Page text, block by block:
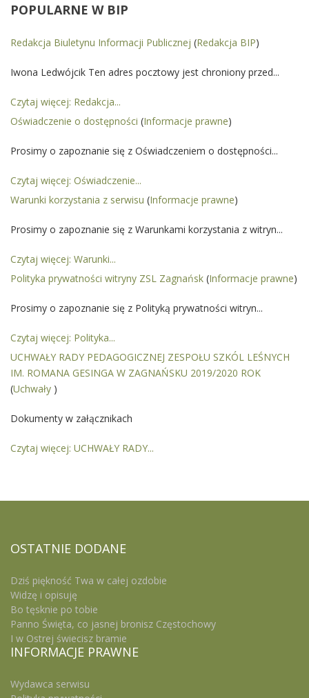
POPULARNE W BIP
Redakcja Biuletynu Informacji Publicznej (Redakcja BIP)
Iwona Ledwójcik Ten adres pocztowy jest chroniony przed...
Czytaj więcej: Redakcja...
Oświadczenie o dostępności (Informacje prawne)
Prosimy o zapoznanie się z Oświadczeniem o dostępności...
Czytaj więcej: Oświadczenie...
Warunki korzystania z serwisu (Informacje prawne)
Prosimy o zapoznanie się z Warunkami korzystania z witryn...
Czytaj więcej: Warunki...
Polityka prywatności witryny ZSL Zagnańsk (Informacje prawne)
Prosimy o zapoznanie się z Polityką prywatności witryn...
Czytaj więcej: Polityka...
UCHWAŁY RADY PEDAGOGICZNEJ ZESPOŁU SZKÓL LEŚNYCH
IM. ROMANA GESINGA W ZAGNAŃSKU 2019/2020 ROK
(Uchwały )
Dokumenty w załącznikach
Czytaj więcej: UCHWAŁY RADY...
OSTATNIE DODANE
Dziś piękność Twa w całej ozdobie
Widzę i opisuję
Bo tęsknie po tobie
Panno Święta, co jasnej bronisz Częstochowy
I w Ostrej świecisz bramie
INFORMACJE PRAWNE
Wydawca serwisu